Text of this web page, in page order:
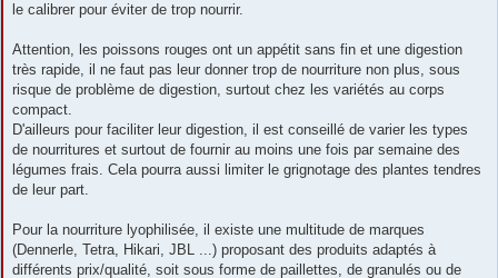
le calibrer pour éviter de trop nourrir.
Attention, les poissons rouges ont un appétit sans fin et une digestion
très rapide, il ne faut pas leur donner trop de nourriture non plus, sous
risque de problème de digestion, surtout chez les variétés au corps
compact.
D'ailleurs pour faciliter leur digestion, il est conseillé de varier les types
de nourritures et surtout de fournir au moins une fois par semaine des
légumes frais. Cela pourra aussi limiter le grignotage des plantes tendres
de leur part.
Pour la nourriture lyophilisée, il existe une multitude de marques
(Dennerle, Tetra, Hikari, JBL ...) proposant des produits adaptés à
différents prix/qualité, soit sous forme de paillettes, de granulés ou de